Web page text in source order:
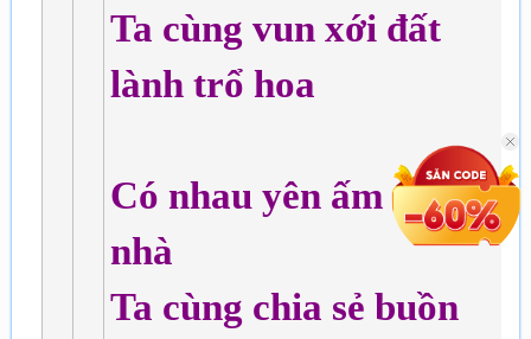
Ta cùng vun xới đất
lành trổ hoa
Có nhau yên ấm cửa
nhà
Ta cùng chia sẻ buồn